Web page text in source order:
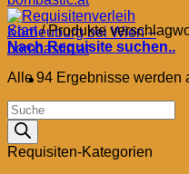
Start /Produkte
Nach Requisite suchen..
Alle 94 Ergebnisse werden
Products
search
Requisiten-Kategorien